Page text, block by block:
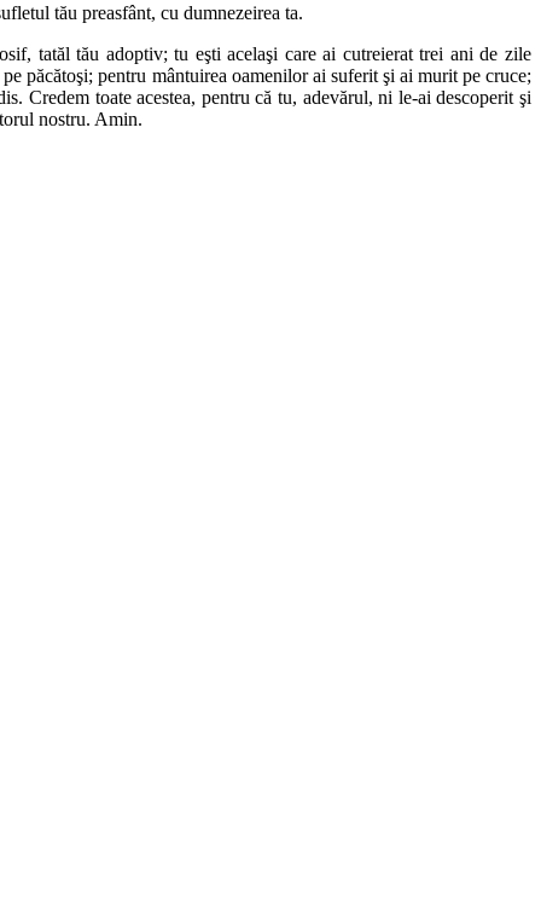
tău preasfânt, cu dumnezeirea ta.
tatăl tău adoptiv; tu eşti acelaşi care ai cutreierat trei ani de zile
păcătoşi; pentru mântuirea oamenilor ai suferit şi ai murit pe cruce;
Credem toate acestea, pentru că tu, adevărul, ni le-ai descoperit şi
nostru. Amin.